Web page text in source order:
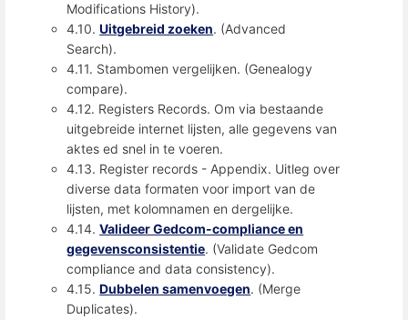
Modifications History).
4.10.Uitgebreid zoeken. (Advanced
Search).
4.11. Stambomen vergelijken. (Genealogy
compare).
4.12. Registers Records. Om via bestaande
uitgebreide internet lijsten, alle gegevens van
aktes ed snel in te voeren.
4.13. Register records - Appendix. Uitleg over
diverse data formaten voor import van de
lijsten, met kolomnamen en dergelijke.
4.14.Valideer Gedcom-compliance en
gegevensconsistentie. (Validate Gedcom
compliance and data consistency).
4.15.Dubbelen samenvoegen. (Merge
Duplicates).